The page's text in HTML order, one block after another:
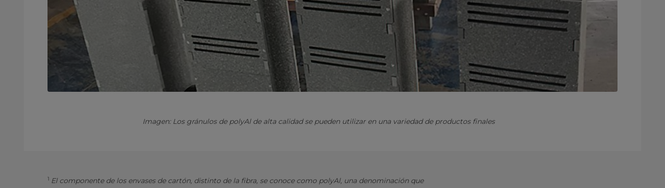
Imagen: Los gránulos de polyAl de alta calidad se pueden utilizar en una variedad de productos finales
1 El componente de los envases de cartón, distinto de la fibra, se conoce como polyAl, una denominación que